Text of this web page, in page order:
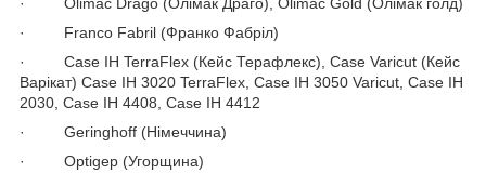
· Franco Fabril (Франко Фабріл)
· Case IH TerraFlex (Кейс Терафлекс), Case Varicut (Кейс
Варікат) Case IH 3020 TerraFlex, Case IH 3050 Varicut, Case IH
2030, Case IH 4408, Case IH 4412
· Geringhoff (Німеччина)
· Optigep (Угорщина)